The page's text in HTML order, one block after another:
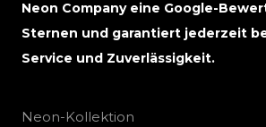
Neon Company eine Google-
Sternen und garantiert jederzeit
Service und Zuverlässigkeit.
Neon-Kollektion